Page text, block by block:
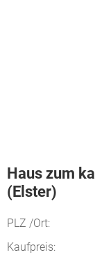
Haus zum
(Elster)
PLZ /Ort:
Kaufpreis: